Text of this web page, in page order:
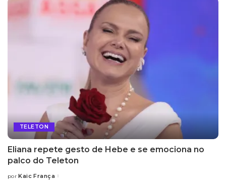
TELETON
Eliana repete gesto de Hebe e se emociona no
palco do Teleton
Posted
por Kaic França